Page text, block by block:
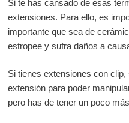
Si te has cansado de esas
extensiones. Para ello, es
importante que sea de
estropee y sufra daños a
Si tienes extensiones con
extensión para poder
pero has de tener un poco